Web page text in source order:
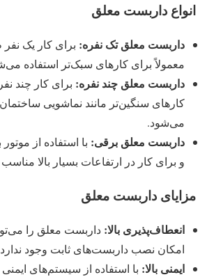
انواع داربست معلق
داربست معلق تک نفره: برای کار یک
معمولاً برای کارهای سبک‌تر استفاده
داربست معلق چند نفره: برای کار چند
کارهای سنگین‌تر مانند نماشویی
می‌شود.
داربست معلق برقی: با استفاده از
و برای کار در ارتفاعات بسیار بالا
مزایای داربست معلق
انعطاف‌پذیری بالا: داربست معلق را
امکان نصب داربست‌های ثابت وجود
ایمنی بالا: با استفاده از سیستم‌های